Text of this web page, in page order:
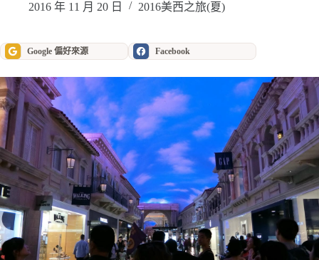
2016 年 11 月 20 日 2016美西之旅(夏)
Google 偏好來源 Facebook